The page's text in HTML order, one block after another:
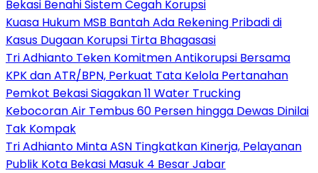
Bekasi Benahi Sistem Cegah Korupsi
Kuasa Hukum MSB Bantah Ada Rekening Pribadi di
Kasus Dugaan Korupsi Tirta Bhagasasi
Tri Adhianto Teken Komitmen Antikorupsi Bersama
KPK dan ATR/BPN, Perkuat Tata Kelola Pertanahan
Pemkot Bekasi Siagakan 11 Water Trucking
Kebocoran Air Tembus 60 Persen hingga Dewas Dinilai
Tak Kompak
Tri Adhianto Minta ASN Tingkatkan Kinerja, Pelayanan
Publik Kota Bekasi Masuk 4 Besar Jabar